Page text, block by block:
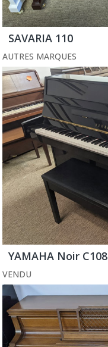
SAVARIA 110
AUTRES MARQUES
YAMAHA Noir C108
VENDU